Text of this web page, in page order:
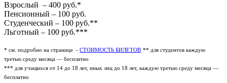
Взрослый – 400 руб.*
Пенсионный – 100 руб.
Студенческий – 100 руб.**
Льготный – 100 руб.***
* см. подробно на странице - СТОИМОСТЬ БИЛЕТОВ ** для студентов каждую
третью среду месяца — бесплатно
*** для учащихся от 14 до 18 лет, иных лиц до 18 лет, каждую третью среду месяца —
бесплатно